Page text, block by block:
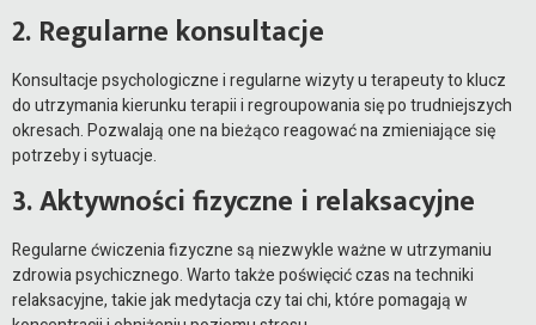
2. Regularne konsultacje
Konsultacje psychologiczne i regularne wizyty u terapeuty to klucz
do utrzymania kierunku terapii i regroupowania się po trudniejszych
okresach. Pozwalają one na bieżąco reagować na zmieniające się
potrzeby i sytuacje.
3. Aktywności fizyczne i relaksacyjne
Regularne ćwiczenia fizyczne są niezwykle ważne w utrzymaniu
zdrowia psychicznego. Warto także poświęcić czas na techniki
relaksacyjne, takie jak medytacja czy tai chi, które pomagają w